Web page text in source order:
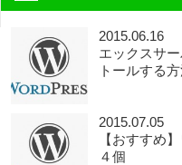
2015.06.16
エックスサ
トールする
2015.07.05
【おすすめ
４個